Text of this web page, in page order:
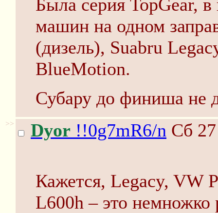
Была серия TopGear, в
машин на одном
(дизель), Suabru
BlueMotion.
Субару до финиша не
>> Dyor !!0g7mR6/n Сб
Кажется, Legacy, VW
L600h – это немножко